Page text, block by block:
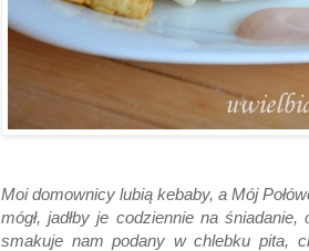
Moi domownicy lubią kebaby, a Mój
mógł, jadłby je codziennie na
smakuje nam podany w chlebku pita,